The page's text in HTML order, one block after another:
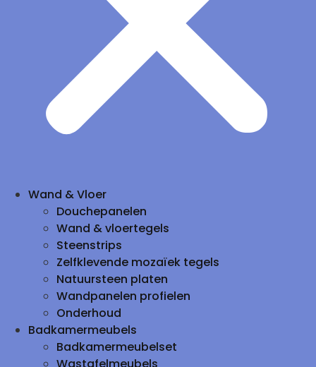
Wand & Vloer
Douchepanelen
Wand & vloertegels
Steenstrips
Zelfklevende mozaïek tegels
Natuursteen platen
Wandpanelen profielen
Onderhoud
Badkamermeubels
Badkamermeubelset
Wastafelmeubels